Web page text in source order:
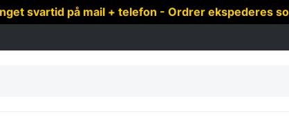
svartid på mail + telefon - Ordrer ekspederes